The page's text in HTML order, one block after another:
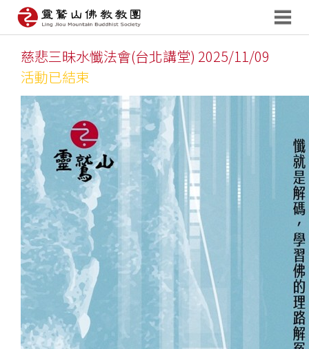
慈悲三昧水懺法會(台北講堂) 2025/11/09
活動已結束